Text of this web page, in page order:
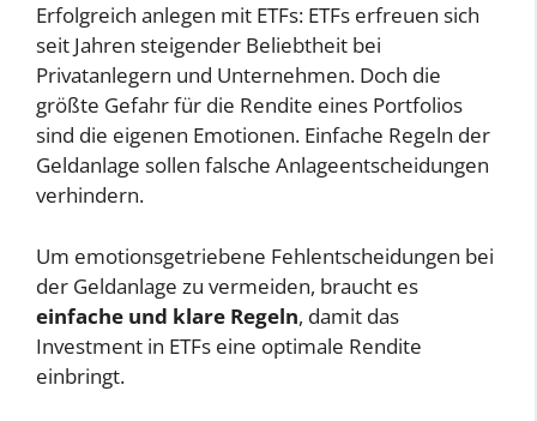
Erfolgreich anlegen mit ETFs: ETFs erfreuen sich
seit Jahren steigender Beliebtheit bei
Privatanlegern und Unternehmen. Doch die
größte Gefahr für die Rendite eines Portfolios
sind die eigenen Emotionen. Einfache Regeln der
Geldanlage sollen falsche Anlageentscheidungen
verhindern.
Um emotionsgetriebene Fehlentscheidungen bei
der Geldanlage zu vermeiden, braucht es
einfache und klare Regeln, damit das
Investment in ETFs eine optimale Rendite
einbringt.